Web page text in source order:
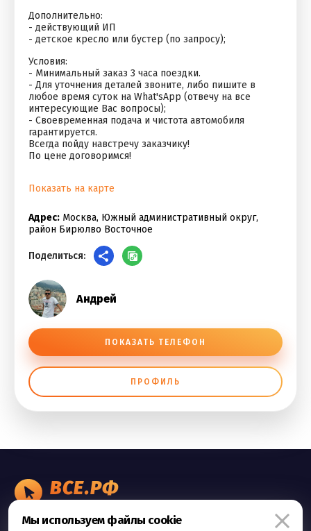
Дополнительно:
- действующий ИП
- детское кресло или бустер (по запросу);
Условия:
- Минимальный заказ 3 часа поездки.
- Для уточнения деталей звоните, либо пишите в
любое время суток на Whаt'sАрр (отвечу на все
интересующие Вас вопросы);
- Своевременная подача и чистота автомобиля
гарантируется.
Всегда пойду навстречу заказчику!
По цене договоримся!
Показать на карте
Адрес: Москва, Южный административный округ,
район Бирюлво Восточное
Поделиться:
Андрей
ПОКАЗАТЬ ТЕЛЕФОН
ПРОФИЛЬ
ВСЕ.РФ
Правила сервиса
Мы используем файлы cookie